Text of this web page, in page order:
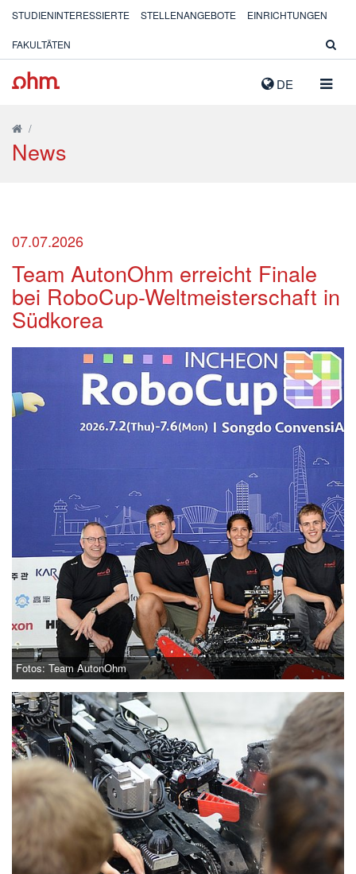
DE
STUDIENINTERESSIERTE STELLENANGEBOTE EINRICHTUNGEN
FAKULTÄTEN
/
News
07.07.2026
Team AutonOhm erreicht Finale
bei RoboCup-Weltmeisterschaft in
Südkorea
Fotos: Team AutonOhm